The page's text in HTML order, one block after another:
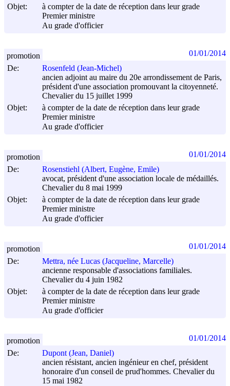
Objet:
à compter de la date de réception dans leur grade
Premier ministre
Au grade d'officier
De:
Rosenfeld (Jean-Michel)
ancien adjoint au maire du 20e arrondissement de Paris,
président d'une association promouvant la citoyenneté.
Chevalier du 15 juillet 1999
Objet:
à compter de la date de réception dans leur grade
Premier ministre
Au grade d'officier
promotion 01/01/2014
De:
Rosenstiehl (Albert, Eugène, Emile)
avocat, président d'une association locale de médaillés.
Chevalier du 8 mai 1999
Objet:
à compter de la date de réception dans leur grade
Premier ministre
Au grade d'officier
promotion 01/01/2014
De:
Mettra, née Lucas (Jacqueline, Marcelle)
ancienne responsable d'associations familiales.
Chevalier du 4 juin 1982
Objet:
à compter de la date de réception dans leur grade
Premier ministre
Au grade d'officier
promotion 01/01/2014
De:
Dupont (Jean, Daniel)
ancien résistant, ancien ingénieur en chef, président
honoraire d'un conseil de prud'hommes. Chevalier du
15 mai 1982
promotion 01/01/2014